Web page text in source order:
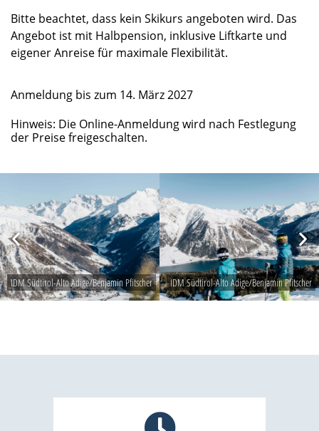
Bitte beachtet, dass kein Skikurs angeboten wird. Das
Angebot ist mit Halbpension, inklusive Liftkarte und
eigener Anreise für maximale Flexibilität.
Anmeldung bis zum 14. März 2027
Hinweis: Die Online-Anmeldung wird nach Festlegung
der Preise freigeschalten.
IDM Südtirol-Alto Adige/Benjamin Pfitscher IDM Südtirol-Alto Adige/Benjamin Pfitscher